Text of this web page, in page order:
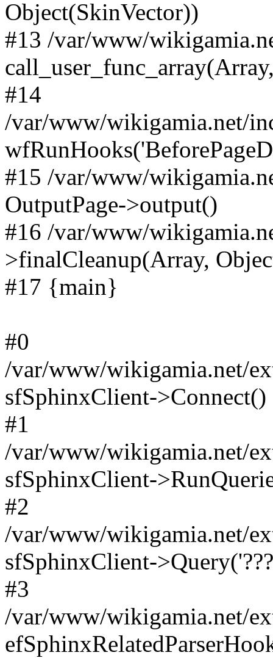
Object(SkinVector))
#13 /var/www/
#14
/var/www/wikigamia.net/
#15 /var/www/
OutputPage->output()
#16 /var/www/
>finalCleanup(Array,
#17 {main}
#0
/var/www/wikigamia.net/
sfSphinxClient->Connect()
#1
/var/www/wikigamia.net/
sfSphinxClient-
#2
/var/www/wikigamia.net/
sfSphinxClient-
#3
/var/www/wikigamia.net/